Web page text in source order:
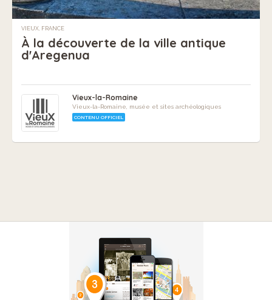
VIEUX, FRANCE
À la découverte de la ville antique
d'Aregenua
Vieux-la-Romaine
Vieux-la-Romaine, musée et sites archéologiques
CONTENU OFFICIEL